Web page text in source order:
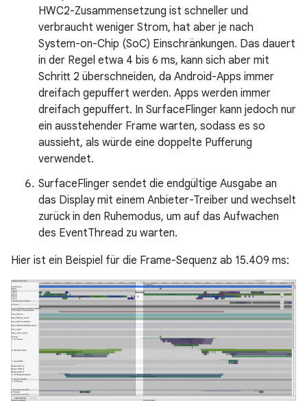
HWC2-Zusammensetzung ist schneller und
verbraucht weniger Strom, hat aber je nach
System-on-Chip (SoC) Einschränkungen. Das dauert
in der Regel etwa 4 bis 6 ms, kann sich aber mit
Schritt 2 überschneiden, da Android-Apps immer
dreifach gepuffert werden. Apps werden immer
dreifach gepuffert. In SurfaceFlinger kann jedoch nur
ein ausstehender Frame warten, sodass es so
aussieht, als würde eine doppelte Pufferung
verwendet.
SurfaceFlinger sendet die endgültige Ausgabe an
das Display mit einem Anbieter-Treiber und wechselt
zurück in den Ruhemodus, um auf das Aufwachen
des EventThread zu warten.
Hier ist ein Beispiel für die Frame-Sequenz ab 15.409 ms: